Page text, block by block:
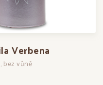
Verbena
bez vůně